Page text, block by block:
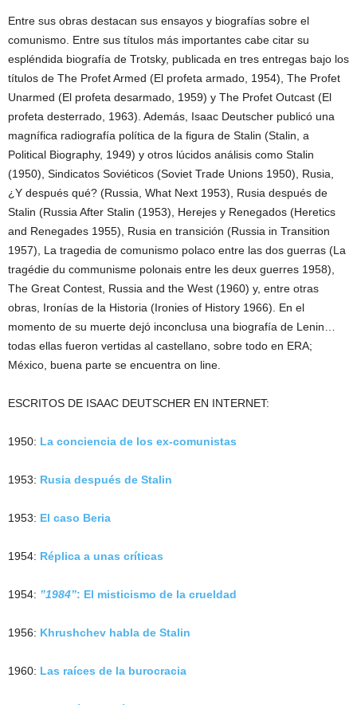
Entre sus obras destacan sus ensayos y biografías sobre el
comunismo. Entre sus títulos más importantes cabe citar su
espléndida biografía de Trotsky, publicada en tres entregas bajo los
títulos de The Profet Armed (El profeta armado, 1954), The Profet
Unarmed (El profeta desarmado, 1959) y The Profet Outcast (El
profeta desterrado, 1963). Además, Isaac Deutscher publicó una
magnífica radiografía política de la figura de Stalin (Stalin, a
Political Biography, 1949) y otros lúcidos análisis como Stalin
(1950), Sindicatos Soviéticos (Soviet Trade Unions 1950), Rusia,
¿Y después qué? (Russia, What Next 1953), Rusia después de
Stalin (Russia After Stalin (1953), Herejes y Renegados (Heretics
and Renegades 1955), Rusia en transición (Russia in Transition
1957), La tragedia de comunismo polaco entre las dos guerras (La
tragédie du communisme polonais entre les deux guerres 1958),
The Great Contest, Russia and the West (1960) y, entre otras
obras, Ironías de la Historia (Ironies of History 1966). En el
momento de su muerte dejó inconclusa una biografía de Lenin…
todas ellas fueron vertidas al castellano, sobre todo en ERA;
México, buena parte se encuentra on line.
ESCRITOS DE ISAAC DEUTSCHER EN INTERNET:
1950: La conciencia de los ex-comunistas
1953: Rusia después de Stalin
1953: El caso Beria
1954: Réplica a unas críticas
1954: ”1984”: El misticismo de la crueldad
1956: Khrushchev habla de Stalin
1960: Las raíces de la burocracia